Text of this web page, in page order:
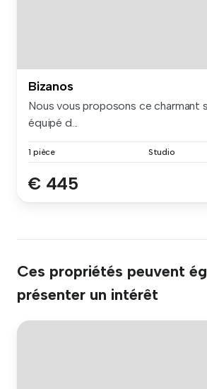
Bizanos
Nous vous proposons ce charmant
équipé d...
1 pièce Studio
€ 445
Ces propriétés peuvent
présenter un intérêt